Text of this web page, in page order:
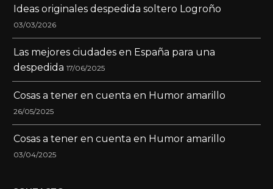
Ideas originales despedida soltero Logroño
03/03/2026
Las mejores ciudades en España para una
despedida 17/06/2025
Cosas a tener en cuenta en Humor amarillo
26/05/2025
Cosas a tener en cuenta en Humor amarillo
03/04/2025